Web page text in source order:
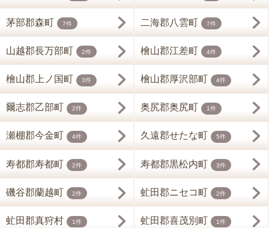
茅部郡森町 7件 二海郡八雲町 7件
山越郡長万部町 2件 檜山郡江差町 4件
檜山郡上ノ国町 3件 檜山郡厚沢部町 4件
爾志郡乙部町 2件 奥尻郡奥尻町 1件
瀬棚郡今金町 4件 久遠郡せたな町 5件
寿都郡寿都町 2件 寿都郡黒松内町 3件
磯谷郡蘭越町 2件 虻田郡ニセコ町 2件
虻田郡真狩村 1件 虻田郡喜茂別町 1件